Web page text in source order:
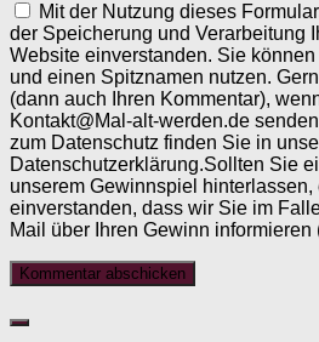
Mit der Nutzung dieses
der Speicherung und Verarbeitung
Website einverstanden. Sie
und einen Spitznamen nutzen.
(dann auch Ihren Kommentar),
Kontakt@Mal-alt-werden.de
zum Datenschutz finden Sie in
Datenschutzerklärung.Sollten Sie
unserem Gewinnspiel
einverstanden, dass wir Sie im
Mail über Ihren Gewinn informieren